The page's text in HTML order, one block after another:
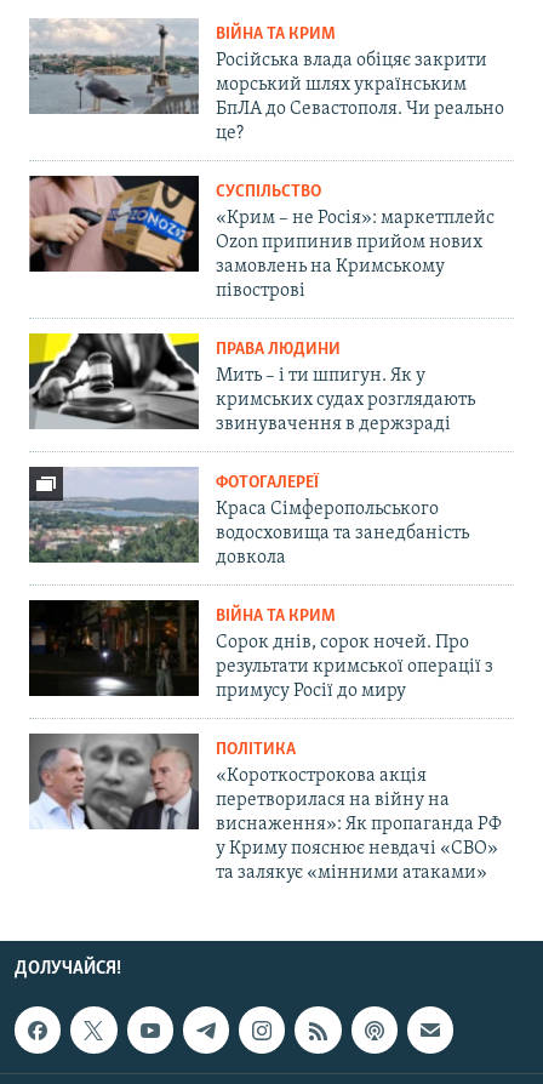
ВІЙНА ТА КРИМ
Російська влада обіцяє закрити
морський шлях українським
БпЛА до Севастополя. Чи реально
це?
СУСПІЛЬСТВО
«Крим – не Росія»: маркетплейс
Ozon припинив прийом нових
замовлень на Кримському
півострові
ПРАВА ЛЮДИНИ
Мить – і ти шпигун. Як у
кримських судах розглядають
звинувачення в держзраді
ФОТОГАЛЕРЕЇ
Краса Сімферопольського
водосховища та занедбаність
довкола
ВІЙНА ТА КРИМ
Сорок днів, сорок ночей. Про
результати кримської операції з
примусу Росії до миру
ПОЛІТИКА
«Короткострокова акція
перетворилася на війну на
виснаження»: Як пропаганда РФ
у Криму пояснює невдачі «СВО»
та залякує «мінними атаками»
ДОЛУЧАЙСЯ!